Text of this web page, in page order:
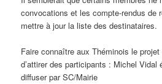
convocations et les compte-rendus de
mettre à jour la liste des destinataires.
Faire connaître aux Théminois le
d’attirer des participants : Michel Vidal
diffuser par SC/Mairie